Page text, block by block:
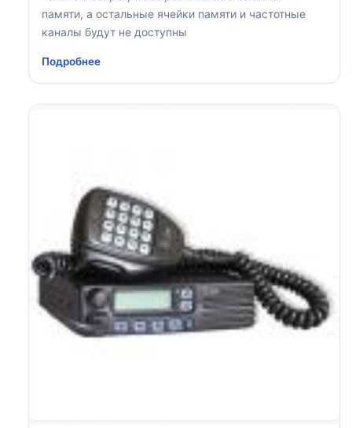
памяти, а остальные ячейки памяти и частотные
каналы будут не доступны
Подробнее